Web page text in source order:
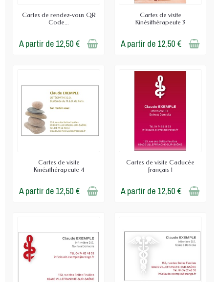
Cartes de rendez-vous QR
Code...
A partir de 12,50 €
Cartes de visite
Kinésithérapeute 3
A partir de 12,50 €
Cartes de visite
Kinésithérapeute 4
A partir de 12,50 €
Cartes de visite Caducée
français 1
A partir de 12,50 €